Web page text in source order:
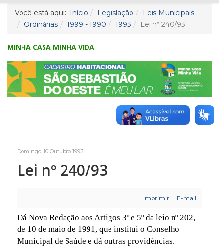
Você está aqui: Início Legislação
Leis Municipais
Ordinárias
1999 - 1990 1993 Lei nº 240/93
MINHA CASA MINHA VIDA
Domingo, 10 Outubro 1993
Lei nº 240/93
Imprimir E-mail
Dá Nova Redação aos Artigos 3º e 5º da leio nº 202,
de 10 de maio de 1991, que institui o Conselho
Municipal de Saúde e dá outras providências.